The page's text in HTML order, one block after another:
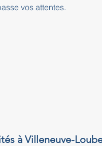
vos attentes.
à Villeneuve-